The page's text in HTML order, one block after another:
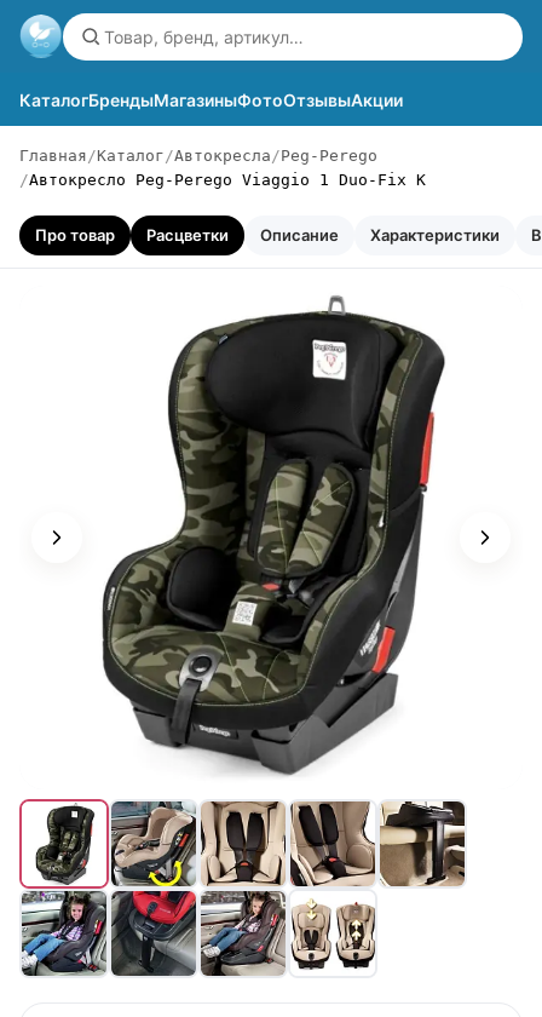
КаталогБрендыМагазиныФотоОтзывыАкции
Главная Каталог Автокресла
Peg-Perego
Автокресло Peg-Perego Viaggio 1 Duo-Fix K
Про товар Расцветки Описание Характеристики